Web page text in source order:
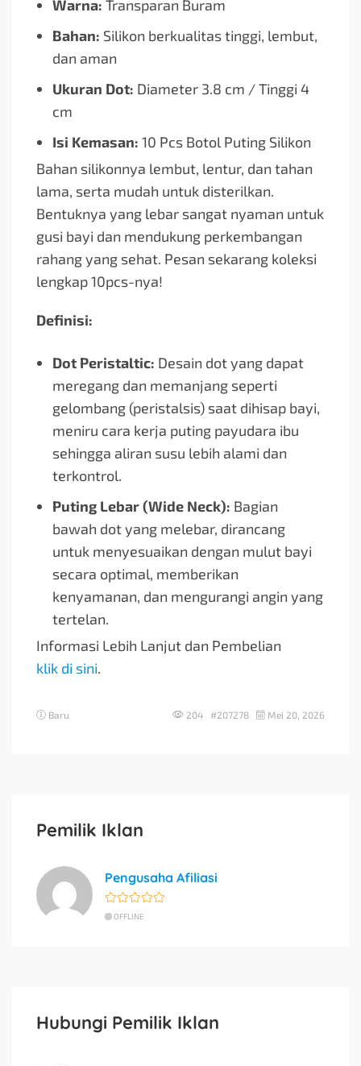
Warna: Transparan Buram
Bahan: Silikon berkualitas tinggi, lembut,
dan aman
Ukuran Dot: Diameter 3.8 cm / Tinggi 4
cm
Isi Kemasan: 10 Pcs Botol Puting Silikon
Bahan silikonnya lembut, lentur, dan tahan
lama, serta mudah untuk disterilkan.
Bentuknya yang lebar sangat nyaman untuk
gusi bayi dan mendukung perkembangan
rahang yang sehat. Pesan sekarang koleksi
lengkap 10pcs-nya!
Definisi:
Dot Peristaltic: Desain dot yang dapat
meregang dan memanjang seperti
gelombang (peristalsis) saat dihisap bayi,
meniru cara kerja puting payudara ibu
sehingga aliran susu lebih alami dan
terkontrol.
Puting Lebar (Wide Neck): Bagian
bawah dot yang melebar, dirancang
untuk menyesuaikan dengan mulut bayi
secara optimal, memberikan
kenyamanan, dan mengurangi angin yang
tertelan.
Informasi Lebih Lanjut dan Pembelian
klik di sini.
Baru 204 #207278 Mei 20, 2026
Pemilik Iklan
Pengusaha Afiliasi
OFFLINE
Hubungi Pemilik Iklan